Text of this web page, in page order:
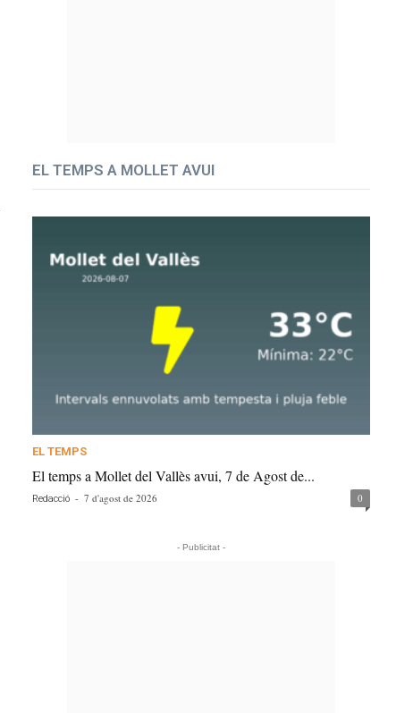
EL TEMPS A MOLLET AVUI
EL TEMPS
El temps a Mollet del Vallès avui, 7 de Agost de...
Redacció - 7 d'agost de 2026 0
- Publicitat -